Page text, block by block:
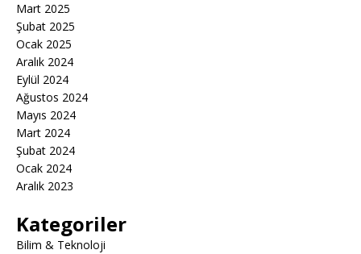
Mart 2025
Şubat 2025
Ocak 2025
Aralık 2024
Eylül 2024
Ağustos 2024
Mayıs 2024
Mart 2024
Şubat 2024
Ocak 2024
Aralık 2023
Kategoriler
Bilim & Teknoloji